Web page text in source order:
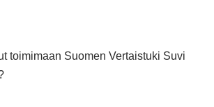
toimimaan Suomen Vertaistuki Suvi